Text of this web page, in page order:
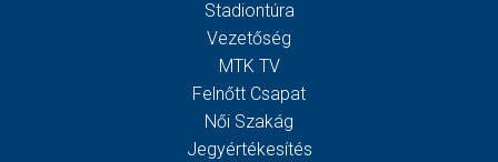
Stadiontúra
Vezetőség
MTK TV
Felnőtt Csapat
Női Szakág
Jegyértékesítés